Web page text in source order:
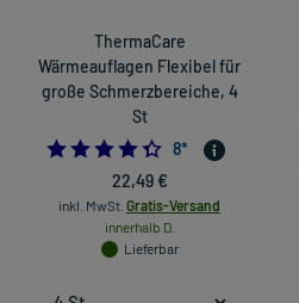
ThermaCare
Wärmeauflagen Flexibel für
große Schmerzbereiche, 4
St
4.375
8*
22,49 €
inkl. MwSt. Gratis-Versand
innerhalb D.
Lieferbar